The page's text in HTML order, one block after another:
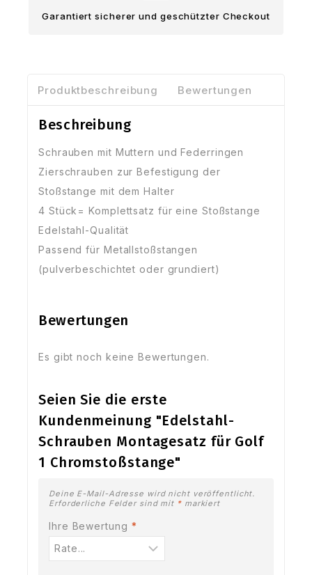
Menge
Garantiert sicherer und geschützter Checkout
Produktbeschreibung Bewertungen
Beschreibung
Schrauben mit Muttern und Federringen
Zierschrauben zur Befestigung der
Stoßstange mit dem Halter
4 Stück= Komplettsatz für eine Stoßstange
Edelstahl-Qualität
Passend für Metallstoßstangen
(pulverbeschichtet oder grundiert)
Bewertungen
Es gibt noch keine Bewertungen.
Seien Sie die erste
Kundenmeinung "Edelstahl-
Schrauben Montagesatz für Golf
1 Chromstoßstange"
Deine E-Mail-Adresse wird nicht veröffentlicht.
Erforderliche Felder sind mit *markiert
Ihre Bewertung *